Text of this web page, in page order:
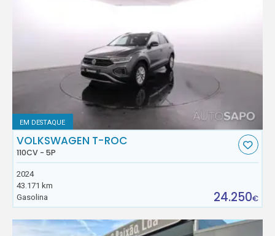
EM DESTAQUE
VOLKSWAGEN T-ROC
110CV - 5P
2024
43.171 km
Gasolina
24.250€